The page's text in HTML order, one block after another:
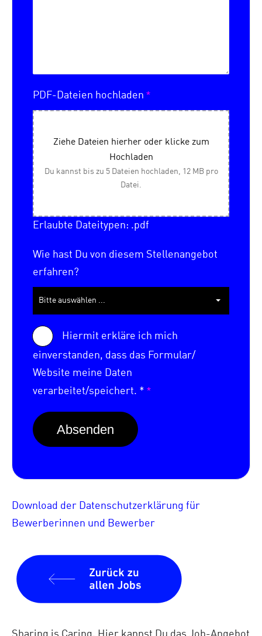
PDF-Dateien hochladen *
Ziehe Dateien hierher oder klicke zum
Hochladen
Du kannst bis zu 5 Dateien hochladen, 12 MB pro
Datei.
Erlaubte Dateitypen: .pdf
Wie hast Du von diesem Stellenangebot
erfahren?
Bitte auswählen ...
Hiermit erkläre ich mich
einverstanden, dass das Formular/
Website meine Daten
verarbeitet/speichert. * *
Download der Datenschutzerklärung für
Bewerberinnen und Bewerber